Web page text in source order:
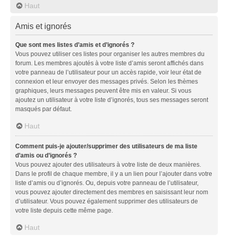
Haut
Amis et ignorés
Que sont mes listes d’amis et d’ignorés ?
Vous pouvez utiliser ces listes pour organiser les autres membres du
forum. Les membres ajoutés à votre liste d’amis seront affichés dans
votre panneau de l’utilisateur pour un accès rapide, voir leur état de
connexion et leur envoyer des messages privés. Selon les thèmes
graphiques, leurs messages peuvent être mis en valeur. Si vous
ajoutez un utilisateur à votre liste d’ignorés, tous ses messages seront
masqués par défaut.
Haut
Comment puis-je ajouter/supprimer des utilisateurs de ma liste
d’amis ou d’ignorés ?
Vous pouvez ajouter des utilisateurs à votre liste de deux manières.
Dans le profil de chaque membre, il y a un lien pour l’ajouter dans votre
liste d’amis ou d’ignorés. Ou, depuis votre panneau de l’utilisateur,
vous pouvez ajouter directement des membres en saisissant leur nom
d’utilisateur. Vous pouvez également supprimer des utilisateurs de
votre liste depuis cette même page.
Haut